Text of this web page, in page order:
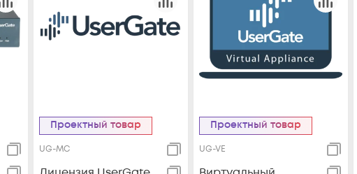
Проектный товар
UG-MC
Проектный товар
UG-VE